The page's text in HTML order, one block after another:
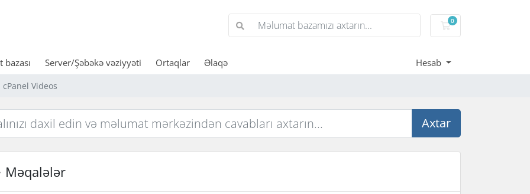
0
Səbət
Server/Şəbəkə vəziyyəti Ortaqlar Əlaqə Hesab
cPanel Videos
Axtar
Məqalələr